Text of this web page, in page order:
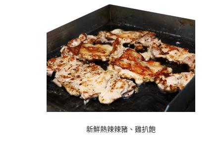
新鮮熱辣辣豬、雞扒飽